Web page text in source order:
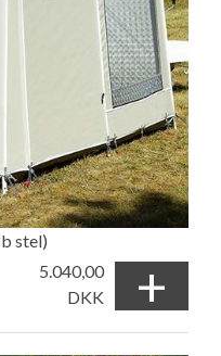
stel)
5.040,00
DKK
+